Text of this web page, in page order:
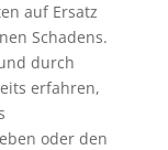
auf Ersatz
Schadens.
durch
erfahren,
oder den